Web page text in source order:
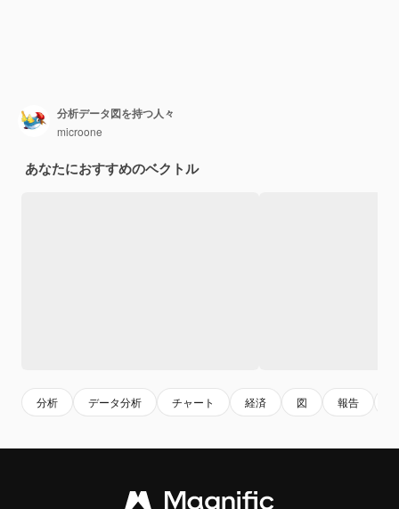
分析データ図を持つ人々
microone
あなたにおすすめのベクトル
分析 データ分析 チャート 経済 図 報告